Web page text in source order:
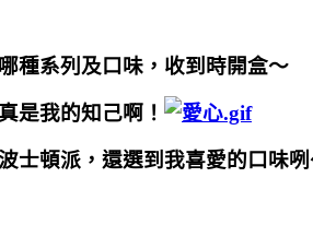
種系列及口味，收到時開盒～
是我的知己啊！
士頓派，還選到我喜愛的口味